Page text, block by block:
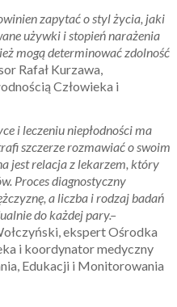
zapytać o styl życia, jaki
używki i stopień narażenia
mogą determinować zdolność
Rafał Kurzawa,
Człowieka i
i leczeniu niepłodności ma
szczerze rozmawiać o swoim
jest relacja z lekarzem, który
Proces diagnostyczny
a liczba i rodzaj badań
do każdej pary.–
ekspert Ośrodka
i koordynator medyczny
Edukacji i Monitorowania